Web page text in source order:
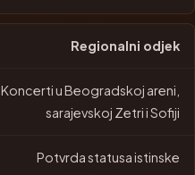
Regionalni odjek
Koncerti u Beogradskoj areni,
sarajevskoj Zetri i Sofiji
Potvrda statusa istinske